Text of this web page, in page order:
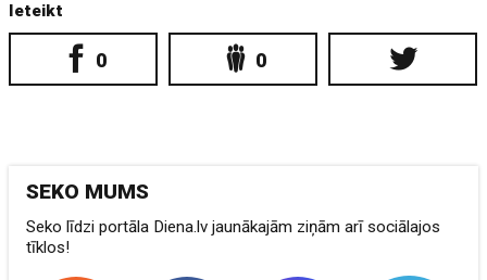
Ieteikt
0 0
SEKO MUMS
Seko līdzi portāla Diena.lv jaunākajām ziņām arī sociālajos
tīklos!